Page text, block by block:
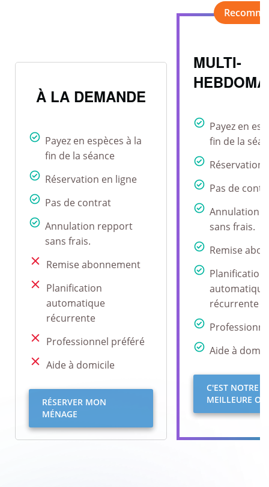
MULTI-
Payez en
fin de la
Réservation
Pas de
Annulation
sans frais.
Remise
Planification
automatique
récurrente
Aide à
C'EST NOTRE
MEILLEURE
À LA DEMANDE
Payez en espèces à la
fin de la séance
Réservation en ligne
Pas de contrat
Annulation repport
sans frais.
Remise abonnement
Planification
automatique
récurrente
Professionnel préféré
Aide à domicile
RÉSERVER MON
MÉNAGE